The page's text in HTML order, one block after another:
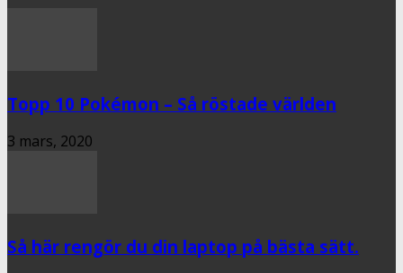
Topp 10 Pokémon – Så röstade världen
3 mars, 2020
Så här rengör du din laptop på bästa sätt.